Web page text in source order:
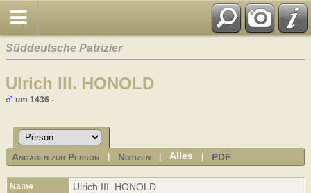
Süddeutsche Patrizier
Ulrich III. HONOLD
um 1436 -
Angaben zur Person Notizen |Alles PDF
Name Ulrich III. HONOLD